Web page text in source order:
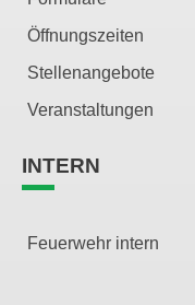
Öffnungszeiten
Stellenangebote
Veranstaltungen
INTERN
Feuerwehr intern